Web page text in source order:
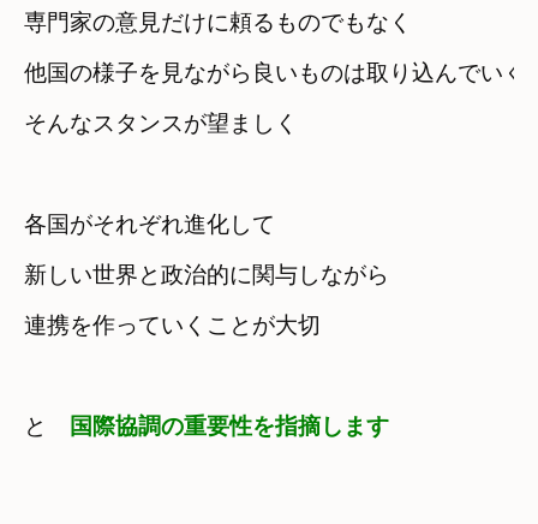
専門家の意見だけに頼るものでもなく
他国の様子を見ながら良いものは取り込んでいく
そんなスタンスが望ましく
各国がそれぞれ進化して
新しい世界と政治的に関与しながら
連携を作っていくことが大切
と 国際協調の重要性を指摘します